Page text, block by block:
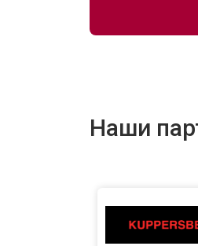
Наши